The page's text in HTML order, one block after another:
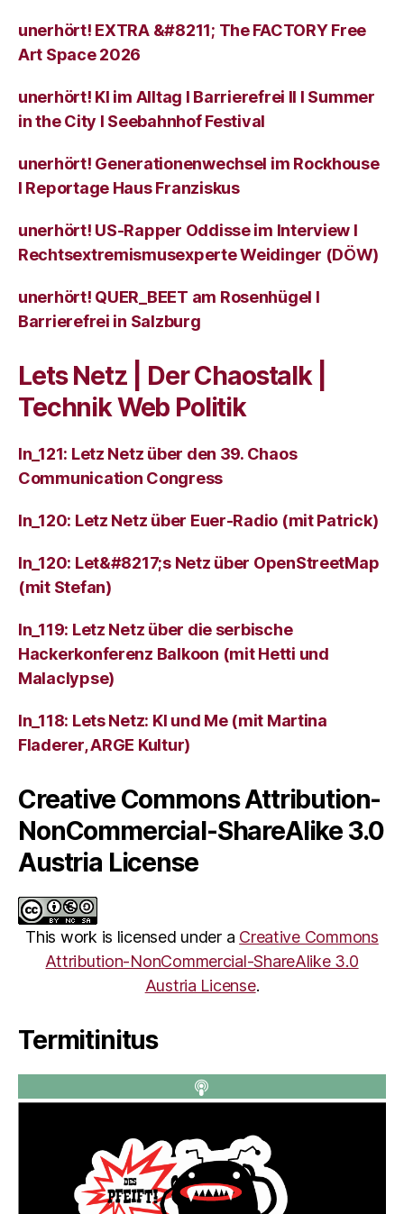
unerhört! EXTRA &#8211; The FACTORY Free
Art Space 2026
unerhört! KI im Alltag I Barrierefrei II I Summer
in the City I Seebahnhof Festival
unerhört! Generationenwechsel im Rockhouse
I Reportage Haus Franziskus
unerhört! US-Rapper Oddisse im Interview I
Rechtsextremismusexperte Weidinger (DÖW)
unerhört! QUER_BEET am Rosenhügel I
Barrierefrei in Salzburg
Lets Netz | Der Chaostalk |
Technik Web Politik
ln_121: Letz Netz über den 39. Chaos
Communication Congress
ln_120: Letz Netz über Euer-Radio (mit Patrick)
ln_120: Let&#8217;s Netz über OpenStreetMap
(mit Stefan)
ln_119: Letz Netz über die serbische
Hackerkonferenz Balkoon (mit Hetti und
Malaclypse)
ln_118: Lets Netz: KI und Me (mit Martina
Fladerer, ARGE Kultur)
Creative Commons Attribution-
NonCommercial-ShareAlike 3.0
Austria License
This work is licensed under a Creative Commons
Attribution-NonCommercial-ShareAlike 3.0
Austria License.
Termitinitus